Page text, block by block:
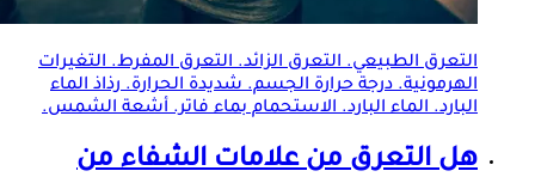
التعرقالطبيعي.التعرقالزائد.التعرقالمفرط. التغيرات
الهرمونية. درجة حرارة الجسم. شديدة الحرارة. رذاذ الماء
البارد. الماء البارد. الاستحمام بماء فاتر. أشعة الشمس.
هلالتعرقمن علامات الشفاء من